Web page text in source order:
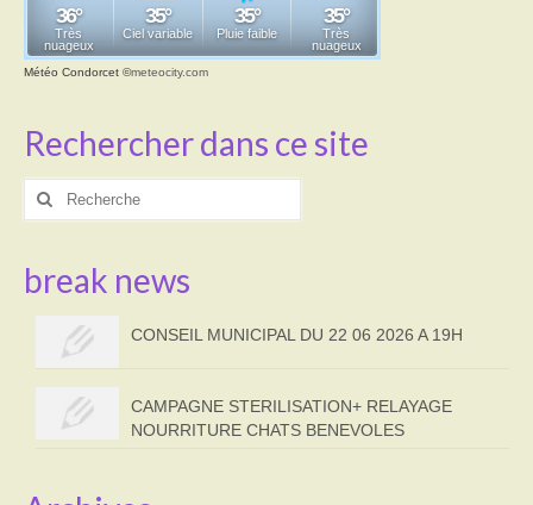
Météo Condorcet ©meteocity.com
Rechercher dans ce site
Rechercher
break news
CONSEIL MUNICIPAL DU 22 06 2026 A 19H
CAMPAGNE STERILISATION+ RELAYAGE
NOURRITURE CHATS BENEVOLES